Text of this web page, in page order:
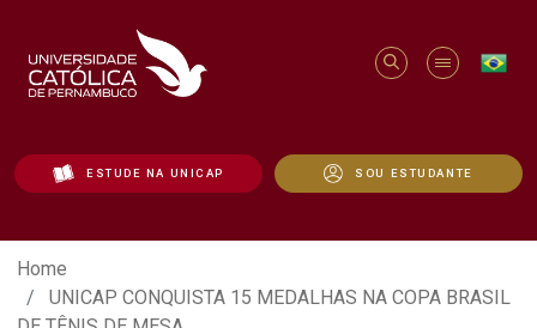
ESTUDE NA UNICAP SOU ESTUDANTE
UNICAP CONQUISTA 15 MEDALHAS
Home
UNICAP CONQUISTA 15 MEDALHAS NA COPA BRASIL